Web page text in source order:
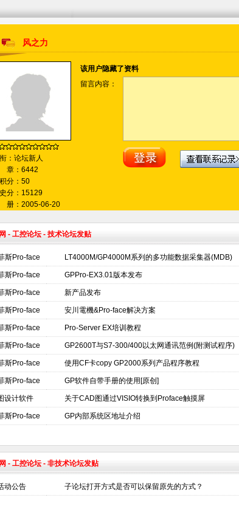
风之力
：论坛新人
章：6442
分：50
分：15129
册：2005-06-20
该用户隐藏了资料
留言内容：
- 工控论坛- 技术论坛发贴
斯Pro-face LT4000M/GP4000M系列的多功能数据采集器(MDB)
斯Pro-face GPPro-EX3.01版本发布
斯Pro-face 新产品发布
斯Pro-face 安川電機&Pro-face解决方案
斯Pro-face Pro-Server EX培训教程
斯Pro-face GP2600T与S7-300/400以太网通讯范例(附测试程序)
斯Pro-face 使用CF卡copy GP2000系列产品程序教程
斯Pro-face GP软件自带手册的使用[原创]
设计软件 关于CAD图通过VISIO转换到Proface触摸屏
斯Pro-face GP内部系统区地址介绍
- 工控论坛- 非技术论坛发贴
动公告 子论坛打开方式是否可以保留原先的方式？